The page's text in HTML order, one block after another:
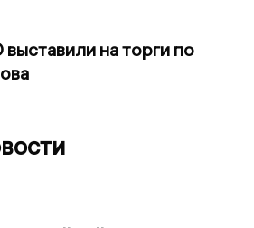
на торги по